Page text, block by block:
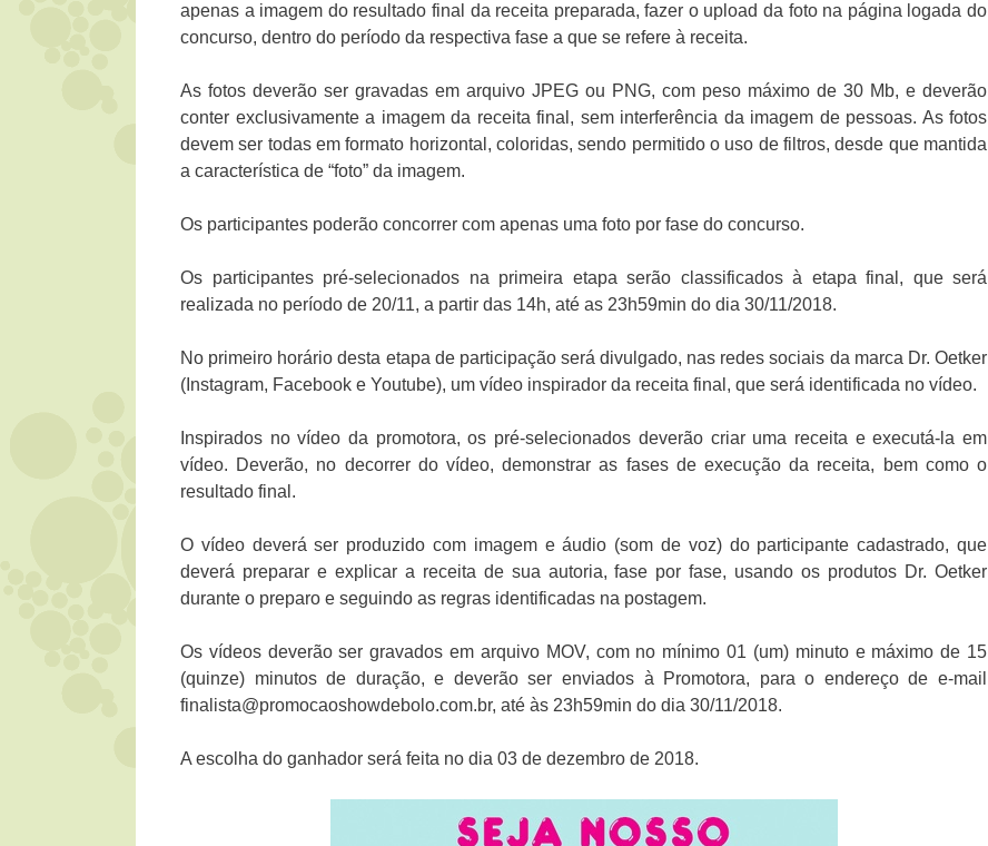
apenas a imagem do resultado final da receita preparada, fazer o upload da foto na página logada do
concurso, dentro do período da respectiva fase a que se refere à receita.
As fotos deverão ser gravadas em arquivo JPEG ou PNG, com peso máximo de 30 Mb, e deverão
conter exclusivamente a imagem da receita final, sem interferência da imagem de pessoas. As fotos
devem ser todas em formato horizontal, coloridas, sendo permitido o uso de filtros, desde que mantida
a característica de “foto” da imagem.
Os participantes poderão concorrer com apenas uma foto por fase do concurso.
Os participantes pré-selecionados na primeira etapa serão classificados à etapa final, que será
realizada no período de 20/11, a partir das 14h, até as 23h59min do dia 30/11/2018.
No primeiro horário desta etapa de participação será divulgado, nas redes sociais da marca Dr. Oetker
(Instagram, Facebook e Youtube), um vídeo inspirador da receita final, que será identificada no vídeo.
Inspirados no vídeo da promotora, os pré-selecionados deverão criar uma receita e executá-la em
vídeo. Deverão, no decorrer do vídeo, demonstrar as fases de execução da receita, bem como o
resultado final.
O vídeo deverá ser produzido com imagem e áudio (som de voz) do participante cadastrado, que
deverá preparar e explicar a receita de sua autoria, fase por fase, usando os produtos Dr. Oetker
durante o preparo e seguindo as regras identificadas na postagem.
Os vídeos deverão ser gravados em arquivo MOV, com no mínimo 01 (um) minuto e máximo de 15
(quinze) minutos de duração, e deverão ser enviados à Promotora, para o endereço de e-mail
finalista@promocaoshowdebolo.com.br, até às 23h59min do dia 30/11/2018.
A escolha do ganhador será feita no dia 03 de dezembro de 2018.